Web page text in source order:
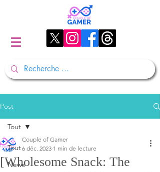
Post
Tout
News
Tout
[Wholesome Snack: The
Couple of Gamer
6 déc. 2023 1 min de lecture